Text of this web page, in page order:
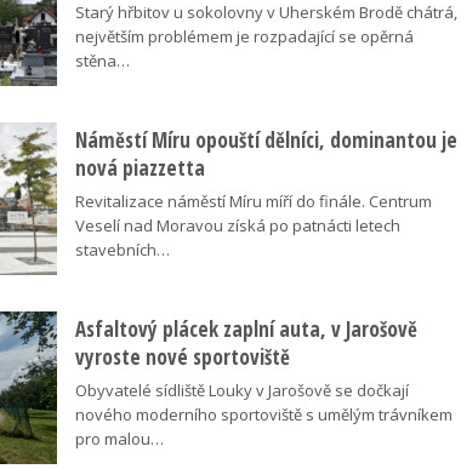
Starý hřbitov u sokolovny v Uherském Brodě chátrá,
největším problémem je rozpadající se opěrná
stěna…
Náměstí Míru opouští dělníci, dominantou je
nová piazzetta
Revitalizace náměstí Míru míří do finále. Centrum
Veselí nad Moravou získá po patnácti letech
stavebních…
Asfaltový plácek zaplní auta, v Jarošově
vyroste nové sportoviště
Obyvatelé sídliště Louky v Jarošově se dočkají
nového moderního sportoviště s umělým trávníkem
pro malou…